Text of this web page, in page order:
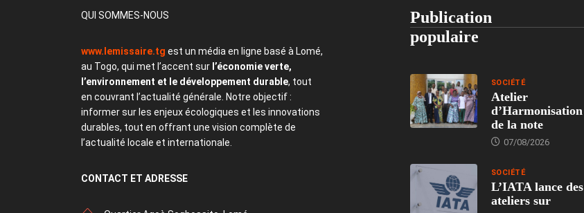
QUI SOMMES-NOUS
www.lemissaire.tg est un média en ligne basé à Lomé,
au Togo, qui met l’accent sur l’économie verte,
l’environnement et le développement durable, tout
en couvrant l’actualité générale. Notre objectif :
informer sur les enjeux écologiques et les innovations
durables, tout en offrant une vision complète de
l’actualité locale et internationale.
CONTACT ET ADRESSE
Publication
populaire
SOCIÉTÉ
Atelier
d’Harmonisation
de la note
07/08/2026
SOCIÉTÉ
L’IATA lance des
ateliers sur